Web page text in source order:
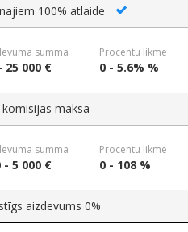
100% atlaide
summa
25 000 €
Procentu likme
0 - 5.6% %
komisijas maksa
summa
- 5 000 €
Procentu likme
0 - 108 %
aizdevums 0%